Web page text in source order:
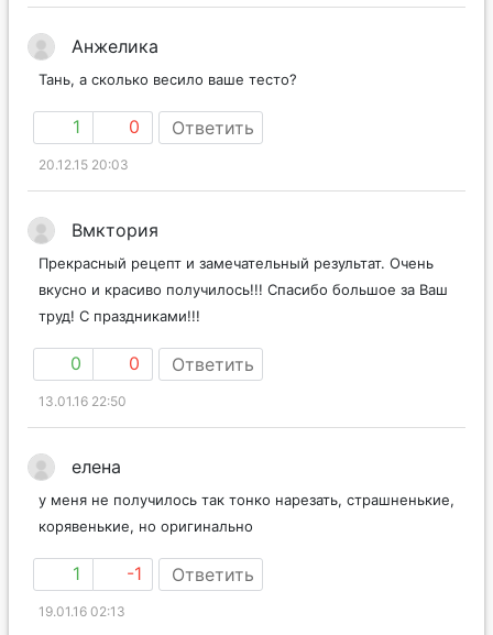
Анжелика
Тань, а сколько весило ваше тесто?
1 0 Ответить
20.12.15 20:03
Вмктория
Прекрасный рецепт и замечательный результат. Очень
вкусно и красиво получилось!!! Спасибо большое за Ваш
труд! С праздниками!!!
0 0 Ответить
13.01.16 22:50
елена
у меня не получилось так тонко нарезать, страшненькие,
корявенькие, но оригинально
1 -1 Ответить
19.01.16 02:13